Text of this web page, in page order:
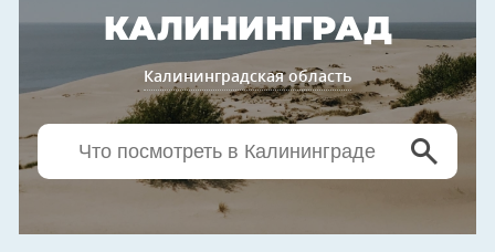
КАЛИНИНГРАД
Калининградская область